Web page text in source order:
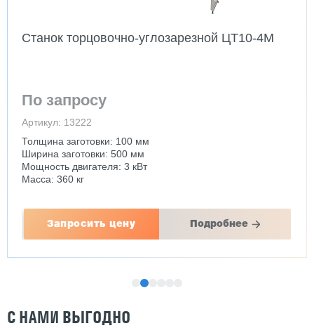
Станок торцовочно-углозарезной ЦТ10-4М
По запросу
Артикул: 13222
Толщина заготовки: 100 мм
Ширина заготовки: 500 мм
Мощность двигателя: 3 кВт
Масса: 360 кг
Запросить цену Подробнее
С НАМИ ВЫГОДНО